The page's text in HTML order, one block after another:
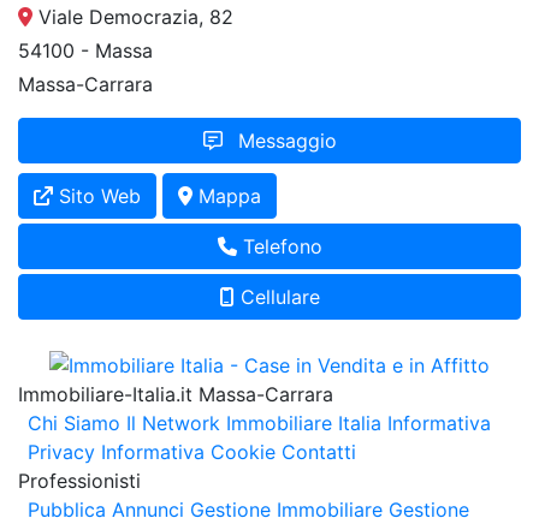
Viale Democrazia, 82
54100 - Massa
Massa-Carrara
Messaggio
Sito Web Mappa
Telefono
Cellulare
Immobiliare-Italia.it Massa-Carrara
Chi Siamo Il Network Immobiliare Italia Informativa
Privacy Informativa Cookie Contatti
Professionisti
Pubblica Annunci Gestione Immobiliare Gestione